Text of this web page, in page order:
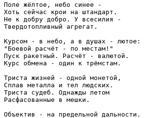
Поле жёлтое, небо синее -
Хоть сейчас крои на штандарт.
Не к добру добро. У всесилия -
Твердотопливный агрегат.
Курсом - в небо, а в душах - лютое:
"Боевой расчёт - по местам!"
Пуск ракетный. Расчёт - валютой.
Курс обмена - один к трёмстам.
Триста жизней - одной монетой,
Сплав металла и тел людских.
Триста судеб. Однажды летом
Расфасованные в мешки.
Объектив - на предельной дальности.